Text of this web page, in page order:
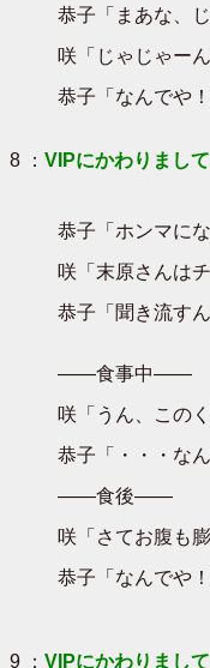
恭子「まあな、
咲「じゃじゃー
恭子「なんでや！
8 ： VIPにかわりまし
恭子「ホンマに
咲「末原さんは
恭子「聞き流す
――食事中――
咲「うん、この
恭子「・・・な
――食後――
咲「さてお腹も
恭子「なんでや
9 ： VIPにかわりまし